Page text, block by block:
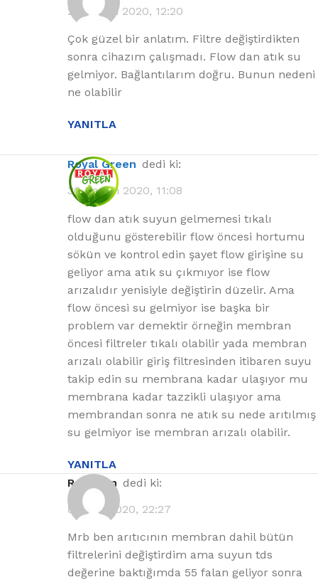
29 Kasım 2020, 12:20
Çok güzel bir anlatım. Filtre değiştirdikten
sonra cihazım çalışmadı. Flow dan atık su
gelmiyor. Bağlantılarım doğru. Bunun nedeni
ne olabilir
YANITLA
Royal Green dedi ki:
30 Kasım 2020, 11:08
flow dan atık suyun gelmemesi tıkalı
olduğunu gösterebilir flow öncesi hortumu
sökün ve kontrol edin şayet flow girişine su
geliyor ama atık su çıkmıyor ise flow
arızalıdır yenisiyle değiştirin düzelir. Ama
flow öncesi su gelmiyor ise başka bir
problem var demektir örneğin membran
öncesi filtreler tıkalı olabilir yada membran
arızalı olabilir giriş filtresinden itibaren suyu
takip edin su membrana kadar ulaşıyor mu
membrana kadar tazzikli ulaşıyor ama
membrandan sonra ne atık su nede arıtılmış
su gelmiyor ise membran arızalı olabilir.
YANITLA
Ramazan dedi ki:
8 Ekim 2020, 22:27
Mrb ben arıtıcının membran dahil bütün
filtrelerini değiştirdim ama suyun tds
değerine baktığımda 55 falan geliyor sonra